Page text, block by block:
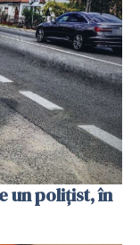
un polițist, în